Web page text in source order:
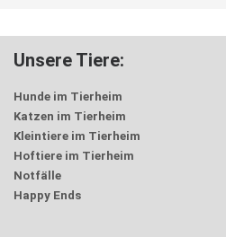
Unsere Tiere:
Hunde im Tierheim
Katzen im Tierheim
Kleintiere im Tierheim
Hoftiere im Tierheim
Notfälle
Happy Ends